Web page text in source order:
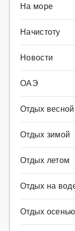
На море
Начистоту
Новости
ОАЭ
Отдых весной
Отдых зимой
Отдых летом
Отдых на
Отдых осенью